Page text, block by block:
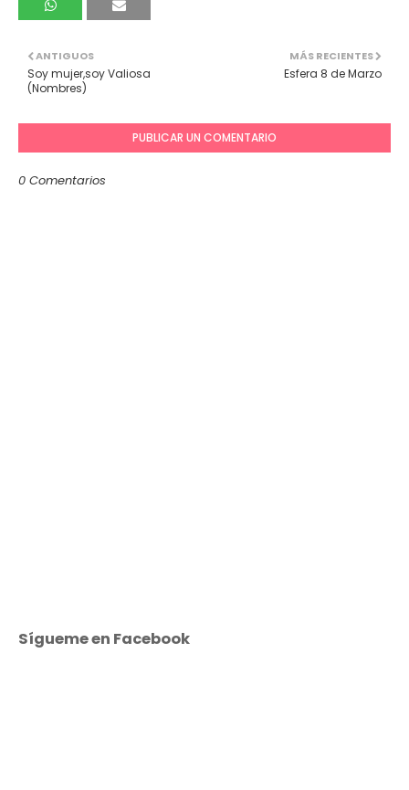
MÁS RECIENTES
Esfera 8 de Marzo
ANTIGUOS
Soy mujer,soy Valiosa
(Nombres)
PUBLICAR UN COMENTARIO
0 Comentarios
Sígueme en Facebook